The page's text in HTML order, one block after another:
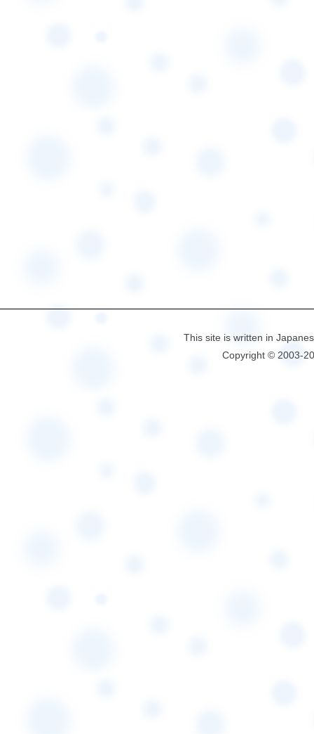
This site is written in
Copyright © 2003-